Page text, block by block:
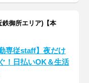
鉄御所エリア)【本
専従staff】夜だけ
！日払いOK＆生活